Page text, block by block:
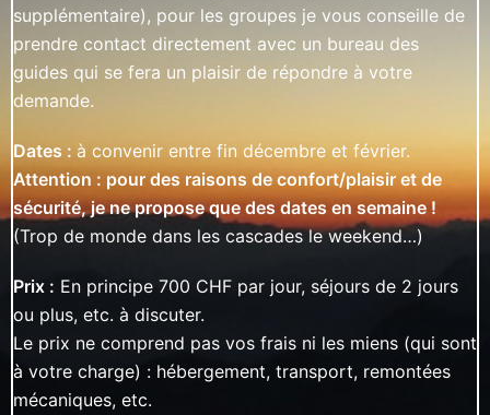
supplémentaire), pour les groupes je vous conseille de
prendre contact directement avec un bureau des
guides qui se fera un plaisir de répondre à votre
demande.
Dates : à convenir entre fin décembre et février.
Attention : pour des raisons de confort/plaisir et de
sécurité, je ne propose que des dates en semaine !
(Trop de monde dans les cascades le weekend…)
Prix : En principe 700 CHF par jour, séjours de 2 jours
ou plus, etc. à discuter.
Le prix ne comprend pas vos frais ni les miens (qui sont
à votre charge) : hébergement, transport, remontées
mécaniques, etc.